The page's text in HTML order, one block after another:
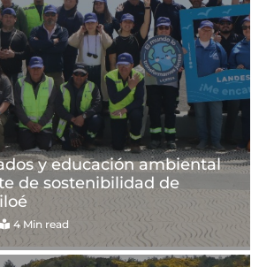
y educación ambiental
de sostenibilidad de
4 Min read